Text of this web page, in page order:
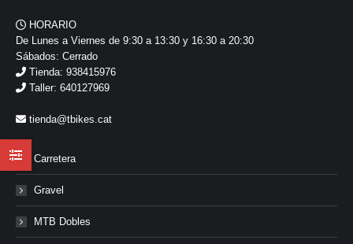
HORARIO
De Lunes a Viernes de 9:30 a 13:30 y 16:30 a 20:30
Sábados: Cerrado
Tienda: 938415976
Taller: 640127969
tienda@tbikes.cat
Carretera
Gravel
MTB Dobles